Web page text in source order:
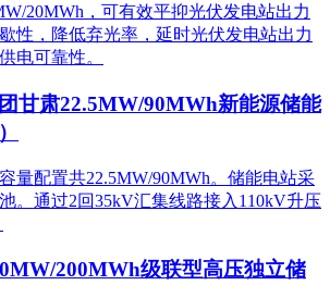
20MWh，可有效平抑光伏发电站出力
性，降低弃光率，延时光伏发电站出力
电可靠性。
甘肃22.5MW/90MWh新能源储能
量配置共22.5MW/90MWh。储能电站采
。通过2回35kV汇集线路接入110kV升压
200MWh级联型高压独立储